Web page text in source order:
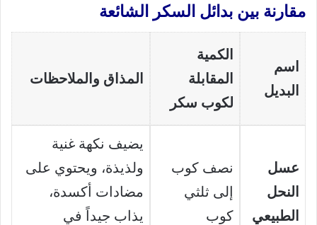
مقارنة بين بدائل السكر الشائعة
اسم
البديل
الكمية
المقابلة
لكوب سكر
المذاق والملاحظات
عسل
النحل
الطبيعي
نصف كوب
إلى ثلثي
كوب
يضيف نكهة غنية
ولذيذة، ويحتوي على
مضادات أكسدة،
يذاب جيداً في